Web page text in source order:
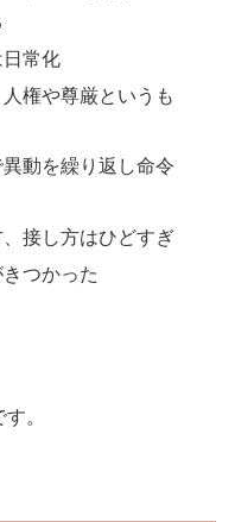
常化
権や尊厳というも
動を繰り返し命令
接し方はひどすぎ
つかった
。